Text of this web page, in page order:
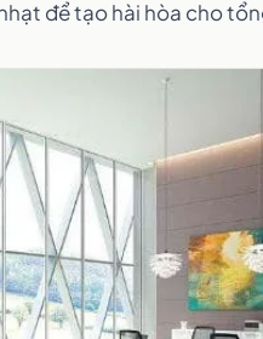
để tạo hài hòa cho